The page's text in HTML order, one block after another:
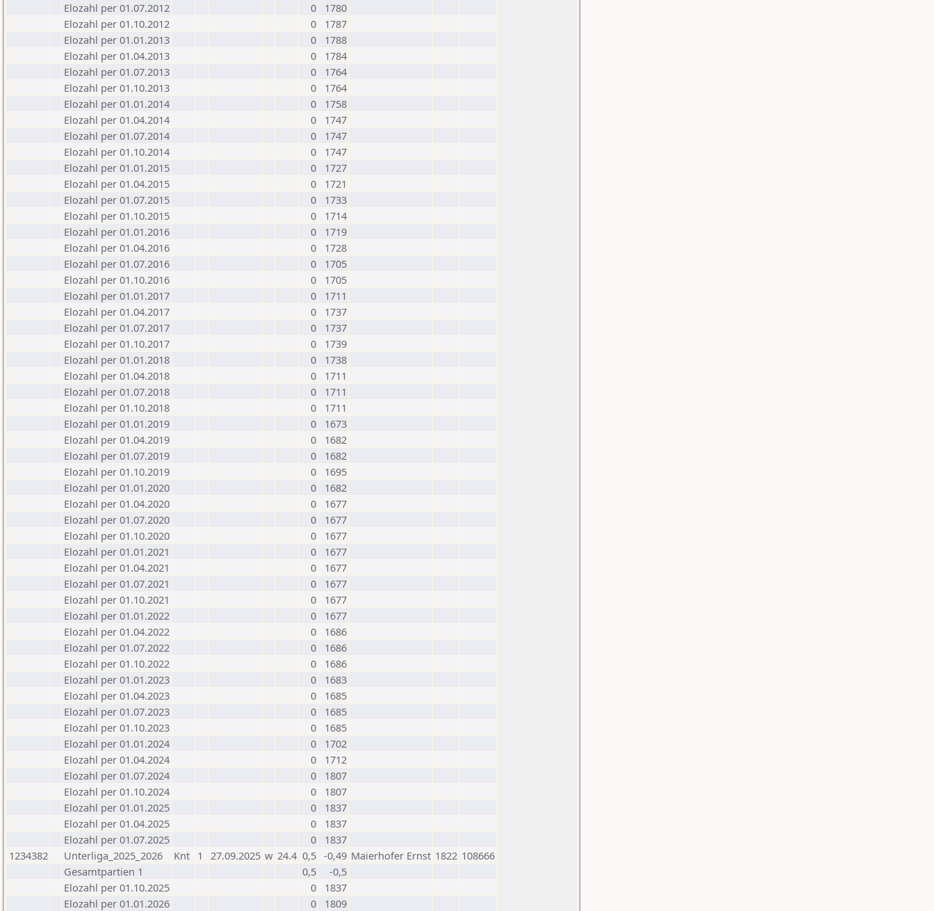
Elozahl per 01.07.2012
0
1780
Elozahl per 01.10.2012
0
1787
Elozahl per 01.01.2013
0
1788
Elozahl per 01.04.2013
0
1784
Elozahl per 01.07.2013
0
1764
Elozahl per 01.10.2013
0
1764
Elozahl per 01.01.2014
0
1758
Elozahl per 01.04.2014
0
1747
Elozahl per 01.07.2014
0
1747
Elozahl per 01.10.2014
0
1747
Elozahl per 01.01.2015
0
1727
Elozahl per 01.04.2015
0
1721
Elozahl per 01.07.2015
0
1733
Elozahl per 01.10.2015
0
1714
Elozahl per 01.01.2016
0
1719
Elozahl per 01.04.2016
0
1728
Elozahl per 01.07.2016
0
1705
Elozahl per 01.10.2016
0
1705
Elozahl per 01.01.2017
0
1711
Elozahl per 01.04.2017
0
1737
Elozahl per 01.07.2017
0
1737
Elozahl per 01.10.2017
0
1739
Elozahl per 01.01.2018
0
1738
Elozahl per 01.04.2018
0
1711
Elozahl per 01.07.2018
0
1711
Elozahl per 01.10.2018
0
1711
Elozahl per 01.01.2019
0
1673
Elozahl per 01.04.2019
0
1682
Elozahl per 01.07.2019
0
1682
Elozahl per 01.10.2019
0
1695
Elozahl per 01.01.2020
0
1682
Elozahl per 01.04.2020
0
1677
Elozahl per 01.07.2020
0
1677
Elozahl per 01.10.2020
0
1677
Elozahl per 01.01.2021
0
1677
Elozahl per 01.04.2021
0
1677
Elozahl per 01.07.2021
0
1677
Elozahl per 01.10.2021
0
1677
Elozahl per 01.01.2022
0
1677
Elozahl per 01.04.2022
0
1686
Elozahl per 01.07.2022
0
1686
Elozahl per 01.10.2022
0
1686
Elozahl per 01.01.2023
0
1683
Elozahl per 01.04.2023
0
1685
Elozahl per 01.07.2023
0
1685
Elozahl per 01.10.2023
0
1685
Elozahl per 01.01.2024
0
1702
Elozahl per 01.04.2024
0
1712
Elozahl per 01.07.2024
0
1807
Elozahl per 01.10.2024
0
1807
Elozahl per 01.01.2025
0
1837
Elozahl per 01.04.2025
0
1837
Elozahl per 01.07.2025
0
1837
1234382
Unterliga_2025_2026 Knt 1 27.09.2025 w 24.4 0,5 -0,49 Maierhofer Ernst 1822 108666
Gesamtpartien 1
0,5
-0,5
Elozahl per 01.10.2025
0
1837
Elozahl per 01.01.2026
0 1809